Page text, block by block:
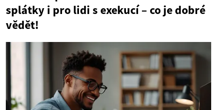
splátky i pro lidi s exekucí – co je dobré
vědět!